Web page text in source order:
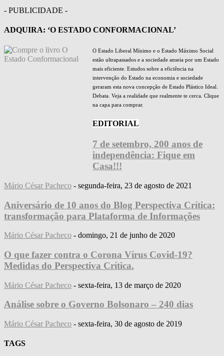
- PUBLICIDADE -
ADQUIRA: ‘O ESTADO CONFORMACIONAL’
O Estado Liberal Mínimo e o Estado Máximo Social
estão ultrapassados e a sociedade anseia por um Estado
mais eficiente. Estudos sobre a eficiência na
intervenção do Estado na economia e sociedade
geraram esta nova concepção de Estado Plástico Ideal.
Debata. Veja a realidade que realmente te cerca. Clique
na capa para comprar.
EDITORIAL
7 de setembro, 200 anos de
independência: Fique em
Casa!!!
Mário César Pacheco - segunda-feira, 23 de agosto de 2021
Aniversário de 10 anos do Blog Perspectiva Crítica:
transformação para Plataforma de Informações
Mário César Pacheco - domingo, 21 de junho de 2020
O que fazer contra o Corona Vírus Covid-19?
Medidas do Perspectiva Crítica.
Mário César Pacheco - sexta-feira, 13 de março de 2020
Análise sobre o Governo Bolsonaro – 240 dias
Mário César Pacheco - sexta-feira, 30 de agosto de 2019
TAGS